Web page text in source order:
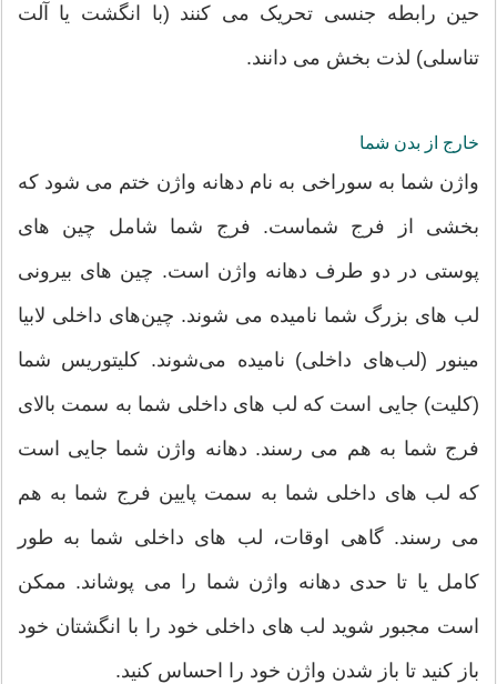
حین رابطه جنسی تحریک می کنند (با انگشت یا آلت
تناسلی) لذت بخش می دانند.
خارج از بدن شما
واژن شما به سوراخی به نام دهانه واژن ختم می شود که
بخشی از فرج شماست. فرج شما شامل چین های
پوستی در دو طرف دهانه واژن است. چین های بیرونی
لب های بزرگ شما نامیده می شوند. چین‌های داخلی لابیا
مینور (لب‌های داخلی) نامیده می‌شوند. کلیتوریس شما
(کلیت) جایی است که لب های داخلی شما به سمت بالای
فرج شما به هم می رسند. دهانه واژن شما جایی است
که لب های داخلی شما به سمت پایین فرج شما به هم
می رسند. گاهی اوقات، لب های داخلی شما به طور
کامل یا تا حدی دهانه واژن شما را می پوشاند. ممکن
است مجبور شوید لب های داخلی خود را با انگشتان خود
باز کنید تا باز شدن واژن خود را احساس کنید.